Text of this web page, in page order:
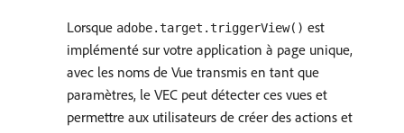
Lorsque adobe.target.triggerView() est
implémenté sur votre application à page unique,
avec les noms de Vue transmis en tant que
paramètres, le VEC peut détecter ces vues et
permettre aux utilisateurs de créer des actions et